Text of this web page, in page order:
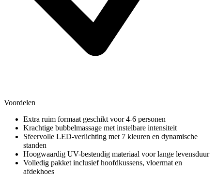
Voordelen
Extra ruim formaat geschikt voor 4-6 personen
Krachtige bubbelmassage met instelbare intensiteit
Sfeervolle LED-verlichting met 7 kleuren en dynamische
standen
Hoogwaardig UV-bestendig materiaal voor lange levensduur
Volledig pakket inclusief hoofdkussens, vloermat en
afdekhoes